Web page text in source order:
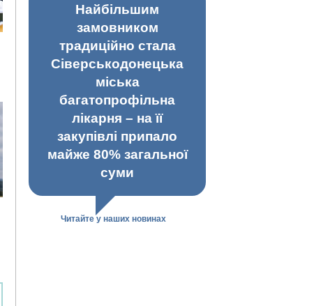
Найбільшим
замовником
традиційно стала
Сіверськодонецька
міська
багатопрофільна
лікарня – на її
закупівлі припало
майже 80% загальної
суми
Читайте у наших новинах